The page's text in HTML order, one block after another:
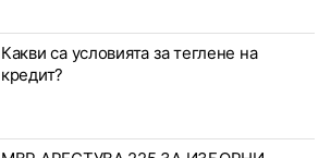
Какви са условията за теглене на
кредит?